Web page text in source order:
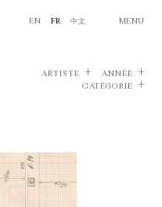
EN FR 中文 MENU
ARTISTE
ANNÉE
CATÉGORIE